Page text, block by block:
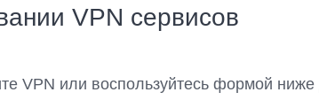
VPN сервисов
VPN или воспользуйтесь формой ниже